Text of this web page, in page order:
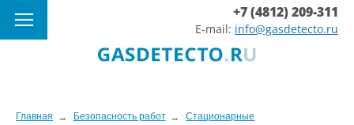
+7 (4812) 209-311
E-mail: info@gasdetecto.ru
Главная Безопасность работ
Стационарные